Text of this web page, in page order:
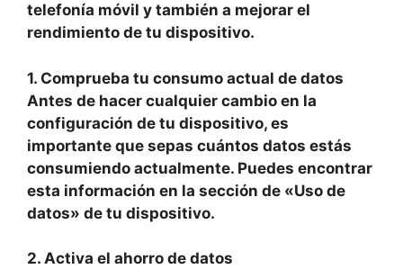
telefonía móvil y también a mejorar el
rendimiento de tu dispositivo.
1. Comprueba tu consumo actual de datos
Antes de hacer cualquier cambio en la
configuración de tu dispositivo, es
importante que sepas cuántos datos estás
consumiendo actualmente. Puedes encontrar
esta información en la sección de «Uso de
datos» de tu dispositivo.
2. Activa el ahorro de datos